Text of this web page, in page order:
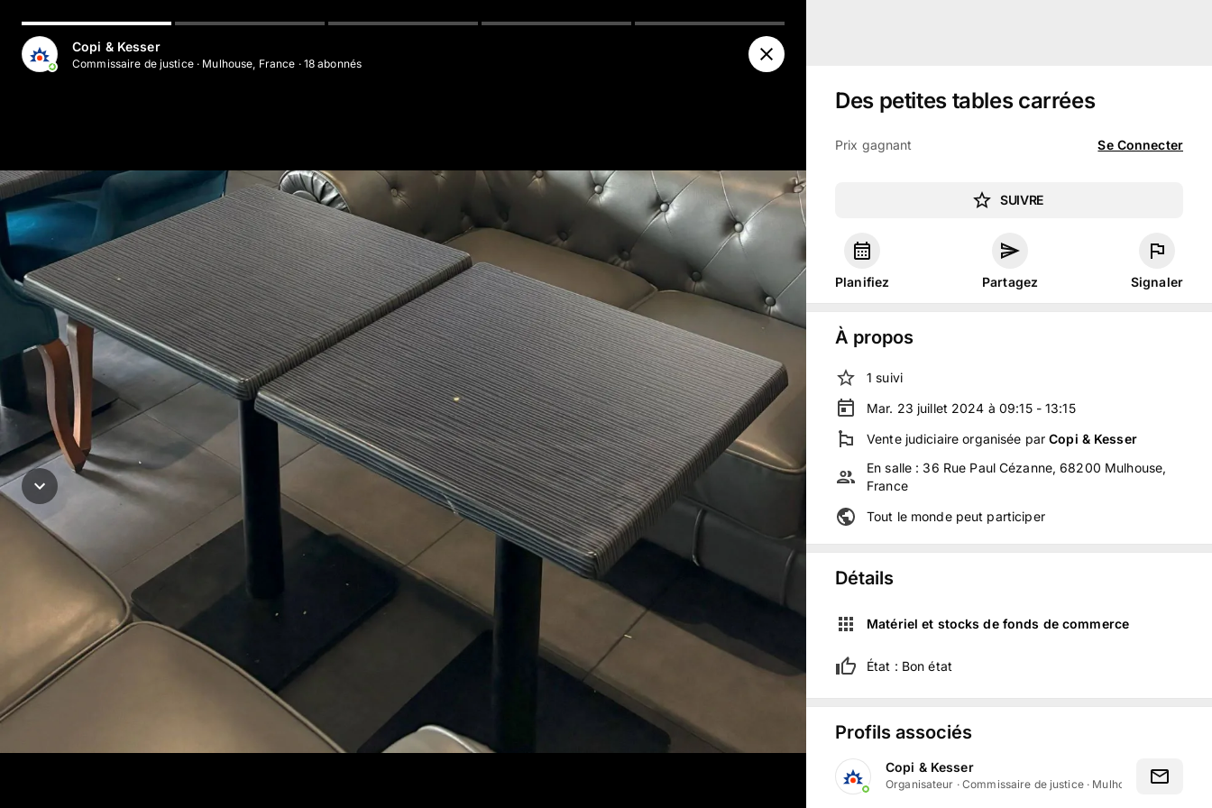
Copi & Kesser
Commissaire de justice· Mulhouse, France · 18 abonnés
Des petites tables carrées
Prix gagnant Se Connecter
SUIVRE
Planifiez Partagez Signaler
À propos
1 suivi
Mar. 23 juillet 2024 à 09:15 - 13:15
Vente judiciaire organisée parCopi & Kesser
En salle : 36 Rue Paul Cézanne, 68200 Mulhouse,
France
Tout le monde peut participer
Détails
Matériel et stocks de fonds de commerce
État : Bon état
Profils associés
Copi & Kesser
Organisateur · Commissaire de justice· Mulhouse, Grand Est